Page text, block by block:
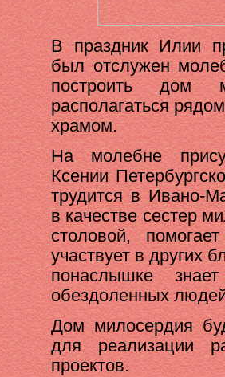
В праздник Илии
был отслужен
построить дом
располагаться
храмом.
На молебне
Ксении
трудится в Ивано-
в качестве сестер
столовой,
участвует в других
понаслышке
обездоленных
Дом милосердия
для реализации
проектов.